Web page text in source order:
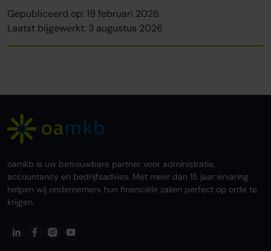
Gepubliceerd op: 19 februari 2026
Laatst bijgewerkt: 3 augustus 2026
oamkb is uw betrouwbare partner voor administratie,
accountancy en bedrijfsadvies. Met meer dan 15 jaar ervaring
helpen wij ondernemers hun financiële zaken perfect op orde te
krijgen.